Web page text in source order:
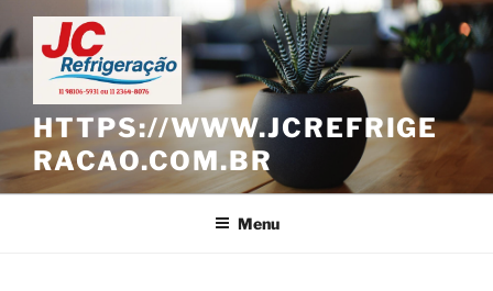
Pular
para
o
conteúdo
HTTPS://WWW.JCREFRIGE
RACAO.COM.BR
Menu